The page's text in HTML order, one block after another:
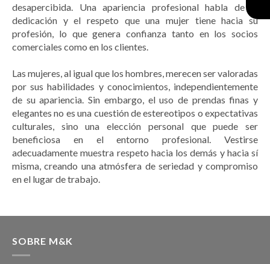
desapercibida. Una apariencia profesional habla de la
dedicación y el respeto que una mujer tiene hacia su
profesión, lo que genera confianza tanto en los socios
comerciales como en los clientes.
Las mujeres, al igual que los hombres, merecen ser valoradas
por sus habilidades y conocimientos, independientemente
de su apariencia. Sin embargo, el uso de prendas finas y
elegantes no es una cuestión de estereotipos o expectativas
culturales, sino una elección personal que puede ser
beneficiosa en el entorno profesional. Vestirse
adecuadamente muestra respeto hacia los demás y hacia sí
misma, creando una atmósfera de seriedad y compromiso
en el lugar de trabajo.
SOBRE M&K